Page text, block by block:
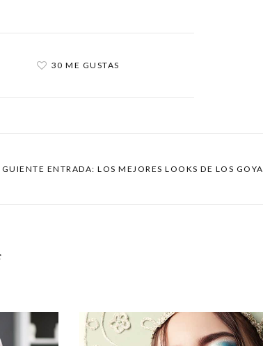
30 ME GUSTAS
ENTRADA: LOS MEJORES LOOKS DE LOS GOYA